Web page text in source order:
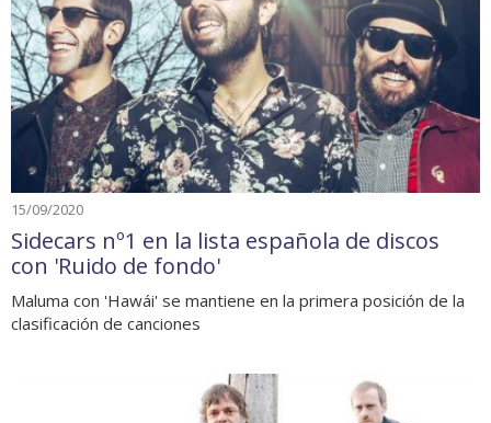
15/09/2020
Sidecars nº1 en la lista española de discos
con 'Ruido de fondo'
Maluma con 'Hawái' se mantiene en la primera posición de la
clasificación de canciones